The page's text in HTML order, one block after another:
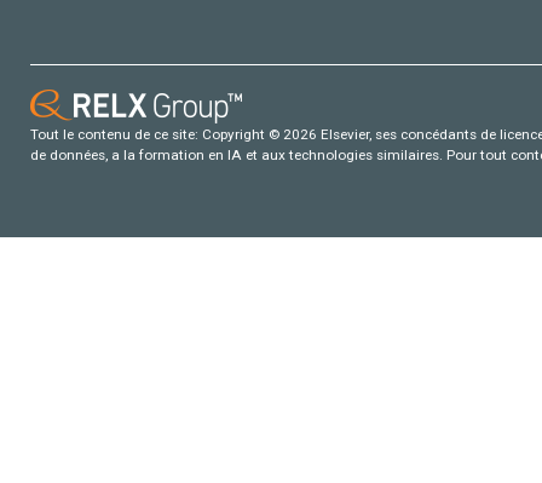
Tout le contenu de ce site: Copyright © 2026 Elsevier, ses concédants de
de données, a la formation en IA et aux technologies similaires. Pour tout